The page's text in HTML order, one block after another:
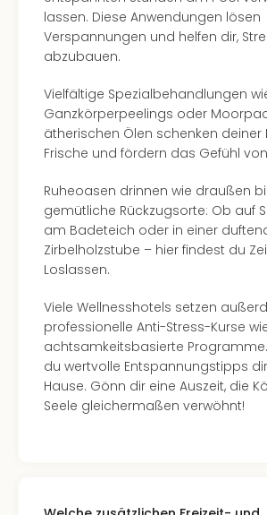
lassen. Diese Anwendungen lösen
Verspannungen und helfen dir,
abzubauen.
Vielfältige Spezialbehandlungen
Ganzkörperpeelings oder
ätherischen Ölen schenken deiner
Frische und fördern das Gefühl
Ruheoasen drinnen wie draußen
gemütliche Rückzugsorte: Ob auf
am Badeteich oder in einer
Zirbelholzstube – hier findest du
Loslassen.
Viele Wellnesshotels setzen
professionelle Anti-Stress-Kurse
achtsamkeitsbasierte
du wertvolle Entspannungstipps
Hause. Gönn dir eine Auszeit, die
Seele gleichermaßen verwöhnt!